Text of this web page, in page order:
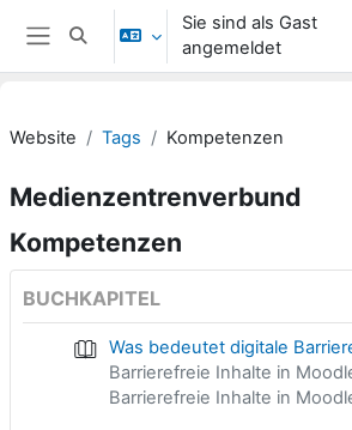
Zum Hauptinhalt
Website-Übersicht
Sucheingabe umschalten
Sie sind als Gast
angemeldet
Website Tags Kompetenzen
Medienzentrenverbund
Kompetenzen
BUCHKAPITEL
Was bedeutet digitale
Barrierefreie Inhalte in
Barrierefreie Inhalte in